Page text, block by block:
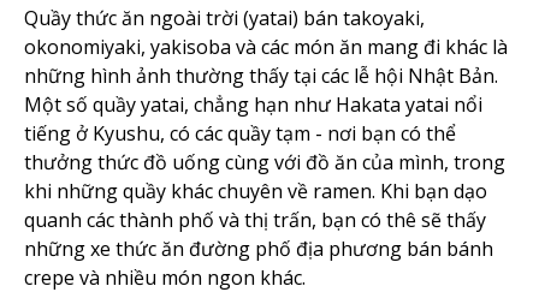
Quầy thức ăn ngoài trời (yatai) bán takoyaki,
okonomiyaki, yakisoba và các món ăn mang đi khác là
những hình ảnh thường thấy tại các lễ hội Nhật Bản.
Một số quầy yatai, chẳng hạn như Hakata yatai nổi
tiếng ở Kyushu, có các quầy tạm - nơi bạn có thể
thưởng thức đồ uống cùng với đồ ăn của mình, trong
khi những quầy khác chuyên về ramen. Khi bạn dạo
quanh các thành phố và thị trấn, bạn có thê sẽ thấy
những xe thức ăn đường phố địa phương bán bánh
crepe và nhiều món ngon khác.